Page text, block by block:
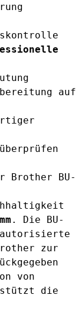
auf
Brother BU-
. Die BU-
autorisierte
zur
von
die